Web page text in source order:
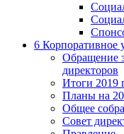
6 Корпоративное
Обращение
директоров
Итоги 2019
Планы на
Общее
Совет